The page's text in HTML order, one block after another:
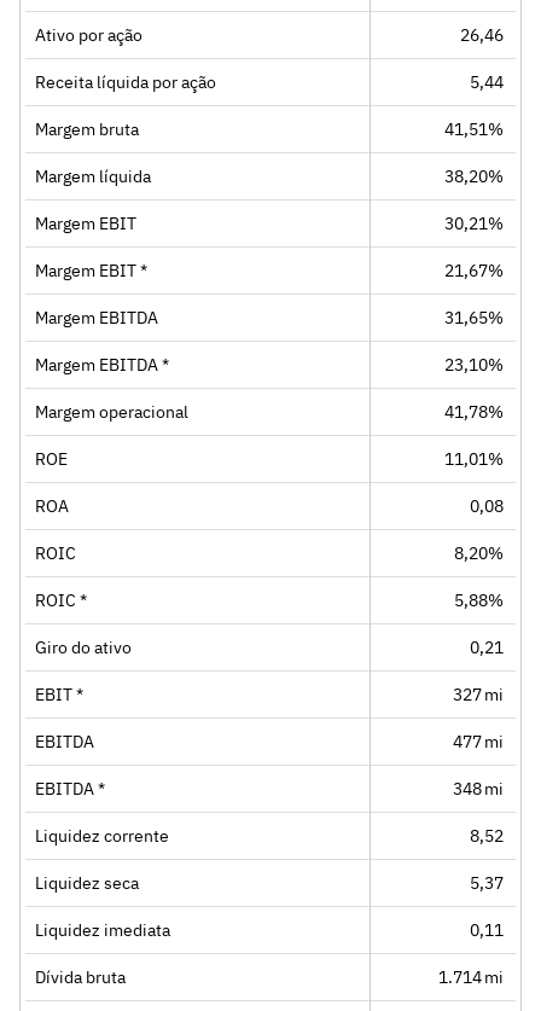
Ativo por ação 26,46
Receita líquida por ação 5,44
Margem bruta 41,51%
Margem líquida 38,20%
Margem EBIT 30,21%
Margem EBIT * 21,67%
Margem EBITDA 31,65%
Margem EBITDA * 23,10%
Margem operacional 41,78%
ROE 11,01%
ROA 0,08
ROIC 8,20%
ROIC * 5,88%
Giro do ativo 0,21
EBIT * 327 mi
EBITDA 477 mi
EBITDA * 348 mi
Liquidez corrente 8,52
Liquidez seca 5,37
Liquidez imediata 0,11
Dívida bruta 1.714 mi